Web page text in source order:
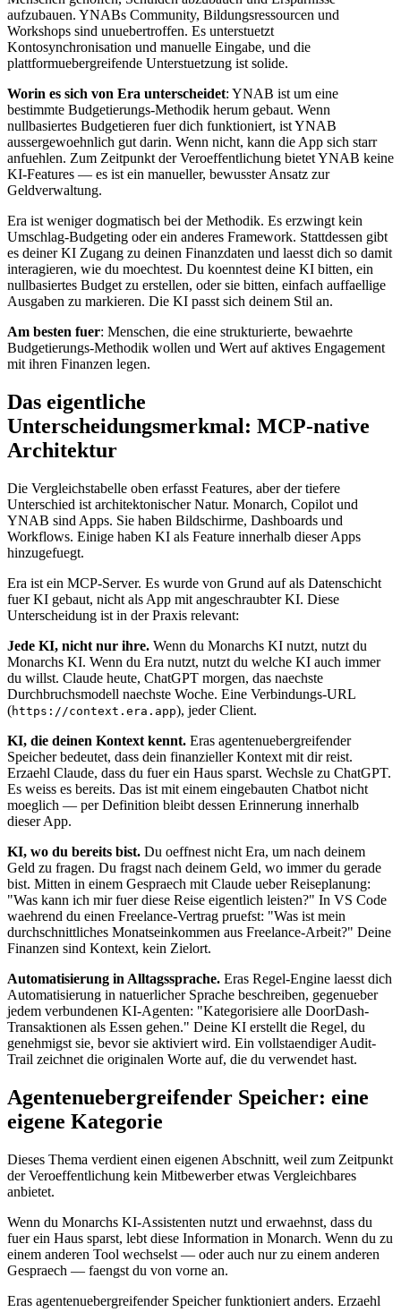
aufzubauen. YNABs Community, Bildungsressourcen und
Workshops sind unuebertroffen. Es unterstuetzt
Kontosynchronisation und manuelle Eingabe, und die
plattformuebergreifende Unterstuetzung ist solide.
Worin es sich von Era unterscheidet: YNAB ist um eine
bestimmte Budgetierungs-Methodik herum gebaut. Wenn
nullbasiertes Budgetieren fuer dich funktioniert, ist YNAB
aussergewoehnlich gut darin. Wenn nicht, kann die App sich starr
anfuehlen. Zum Zeitpunkt der Veroeffentlichung bietet YNAB keine
KI-Features — es ist ein manueller, bewusster Ansatz zur
Geldverwaltung.
Era ist weniger dogmatisch bei der Methodik. Es erzwingt kein
Umschlag-Budgeting oder ein anderes Framework. Stattdessen gibt
es deiner KI Zugang zu deinen Finanzdaten und laesst dich so damit
interagieren, wie du moechtest. Du koenntest deine KI bitten, ein
nullbasiertes Budget zu erstellen, oder sie bitten, einfach auffaellige
Ausgaben zu markieren. Die KI passt sich deinem Stil an.
Am besten fuer: Menschen, die eine strukturierte, bewaehrte
Budgetierungs-Methodik wollen und Wert auf aktives Engagement
mit ihren Finanzen legen.
Das eigentliche
Unterscheidungsmerkmal: MCP-native
Architektur
Die Vergleichstabelle oben erfasst Features, aber der tiefere
Unterschied ist architektonischer Natur. Monarch, Copilot und
YNAB sind Apps. Sie haben Bildschirme, Dashboards und
Workflows. Einige haben KI als Feature innerhalb dieser Apps
hinzugefuegt.
Era ist ein MCP-Server. Es wurde von Grund auf als Datenschicht
fuer KI gebaut, nicht als App mit angeschraubter KI. Diese
Unterscheidung ist in der Praxis relevant:
Jede KI, nicht nur ihre. Wenn du Monarchs KI nutzt, nutzt du
Monarchs KI. Wenn du Era nutzt, nutzt du welche KI auch immer
du willst. Claude heute, ChatGPT morgen, das naechste
Durchbruchsmodell naechste Woche. Eine Verbindungs-URL
(https://context.era.app), jeder Client.
KI, die deinen Kontext kennt. Eras agentenuebergreifender
Speicher bedeutet, dass dein finanzieller Kontext mit dir reist.
Erzaehl Claude, dass du fuer ein Haus sparst. Wechsle zu ChatGPT.
Es weiss es bereits. Das ist mit einem eingebauten Chatbot nicht
moeglich — per Definition bleibt dessen Erinnerung innerhalb
dieser App.
KI, wo du bereits bist. Du oeffnest nicht Era, um nach deinem
Geld zu fragen. Du fragst nach deinem Geld, wo immer du gerade
bist. Mitten in einem Gespraech mit Claude ueber Reiseplanung:
"Was kann ich mir fuer diese Reise eigentlich leisten?" In VS Code
waehrend du einen Freelance-Vertrag pruefst: "Was ist mein
durchschnittliches Monatseinkommen aus Freelance-Arbeit?" Deine
Finanzen sind Kontext, kein Zielort.
Automatisierung in Alltagssprache. Eras Regel-Engine laesst dich
Automatisierung in natuerlicher Sprache beschreiben, gegenueber
jedem verbundenen KI-Agenten: "Kategorisiere alle DoorDash-
Transaktionen als Essen gehen." Deine KI erstellt die Regel, du
genehmigst sie, bevor sie aktiviert wird. Ein vollstaendiger Audit-
Trail zeichnet die originalen Worte auf, die du verwendet hast.
Agentenuebergreifender Speicher: eine
eigene Kategorie
Dieses Thema verdient einen eigenen Abschnitt, weil zum Zeitpunkt
der Veroeffentlichung kein Mitbewerber etwas Vergleichbares
anbietet.
Wenn du Monarchs KI-Assistenten nutzt und erwaehnst, dass du
fuer ein Haus sparst, lebt diese Information in Monarch. Wenn du zu
einem anderen Tool wechselst — oder auch nur zu einem anderen
Gespraech — faengst du von vorne an.
Eras agentenuebergreifender Speicher funktioniert anders. Erzaehl